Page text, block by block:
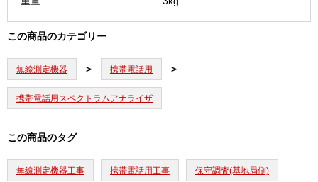
この商品のカテゴリー
無線測定機器 携帯電話用
携帯電話用スペクトラムアナライザ
この商品のタグ
無線測定機器工事 携帯電話用工事 保守調査(基地局側)